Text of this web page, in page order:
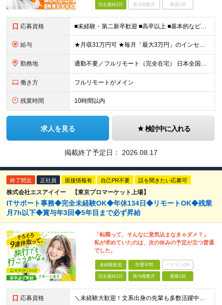
完全週休2日 賞与複数月 面接1回
応募資格 ■未経験・第二新卒歓迎 ■高卒以上 ■基本的なビジネスマナーがある方(敬語表現や対人接客経験など) ■スマホ、タブレットなど、ある程度理解や簡単なサポートができる方 例） ・家電量販店の販売経験
給与 ★月収31万円可 ★毎月「最大3万円」のインセンティブあり 月給266,228円～＋スキル手当（15,000円）＋インセンティブ（月最大3万円） ※月給例（月額最大額）：281,228 円＋残業代発
勤務地 通勤不要／フルリモート（完全在宅） 日本全国47都道府県のお住まいで働けます！ ※転勤はありません 【本社】 神奈川県横浜市神奈川区金港町1‐7 横浜ダイヤビル 本社所在地：神奈川県
働き方 フルリモートがメイン
残業時間 10時間以内
求人を見る 検討中に入れる
掲載終了予定日： 2026.08.17
終了間近 正社員 面接情報有 自己PR不要 話を聞きたい応募可
株式会社エスアイイー 【東京プロマーケット上場】
ITサポート事務◆完全未経験OK◆年休134日◆リモートOK◆残業
月7h以下◆賞与年3回◆5年目まで必ず昇給
「転職って、そんなに意気込まなきゃダメ？」
私が求めていたのは、次の休みの予定が立つ普通
でした。
未経験歓迎 学歴不問 ベテランOK
完全週休2日 賞与複数月 面接1回
応募資格 ＼未経験大歓迎！文系出身の先輩も多数活躍中／ ◆PCスキルに自信のない方も歓迎 ◆完全未経験OK ◆社会人デビューもOK ◆学歴不問 ＊*こんなアナタにオススメです*＊ ◇事務職に興味があるが、給与